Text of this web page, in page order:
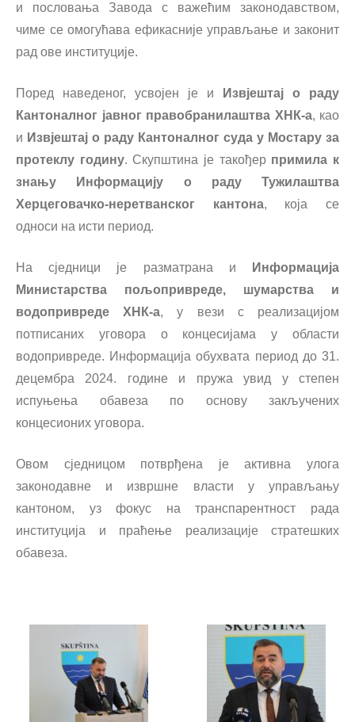
и пословања Завода с важећим законодавством,
чиме се омогућава ефикасније управљање и законит
рад ове институције.
Поред наведеног, усвојен је и
Извјештај о раду
Кантоналног јавног правобранилаштва ХНК-а, као
и Извјештај о раду Кантоналног суда у Мостару за
протеклу годину. Скупштина је такођер примила к
знању Информацију о раду Тужилаштва
Херцеговачко-неретванског кантона, која се
односи на исти период.
На сједници је разматрана и
Информација
Министарства пољопривреде, шумарства и
водопривреде ХНК-а, у вези с реализацијом
потписаних уговора о концесијама у области
водопривреде. Информација обухвата период до 31.
децембра 2024. године и пружа увид у степен
испуњења обавеза по основу закључених
концесионих уговора.
Овом сједницом потврђена је активна улога
законодавне и извршне власти у управљању
кантоном, уз фокус на транспарентност рада
институција и праћење реализације стратешких
обавеза.